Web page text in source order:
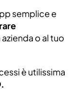
semplice e
azienda o al tuo
è utilissima